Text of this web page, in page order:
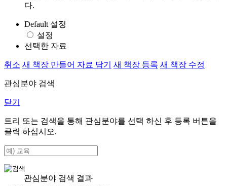
다.
Default 설정
설정
선택한 자료
취소 새 책장 만들어 자료 담기 새 책장 등록 새 책장 수정
관심분야 검색
닫기
트리 또는 검색을 통해 관심분야를 선택 하신 후 등록 버튼을
클릭 하십시오.
관심분야 검색 결과